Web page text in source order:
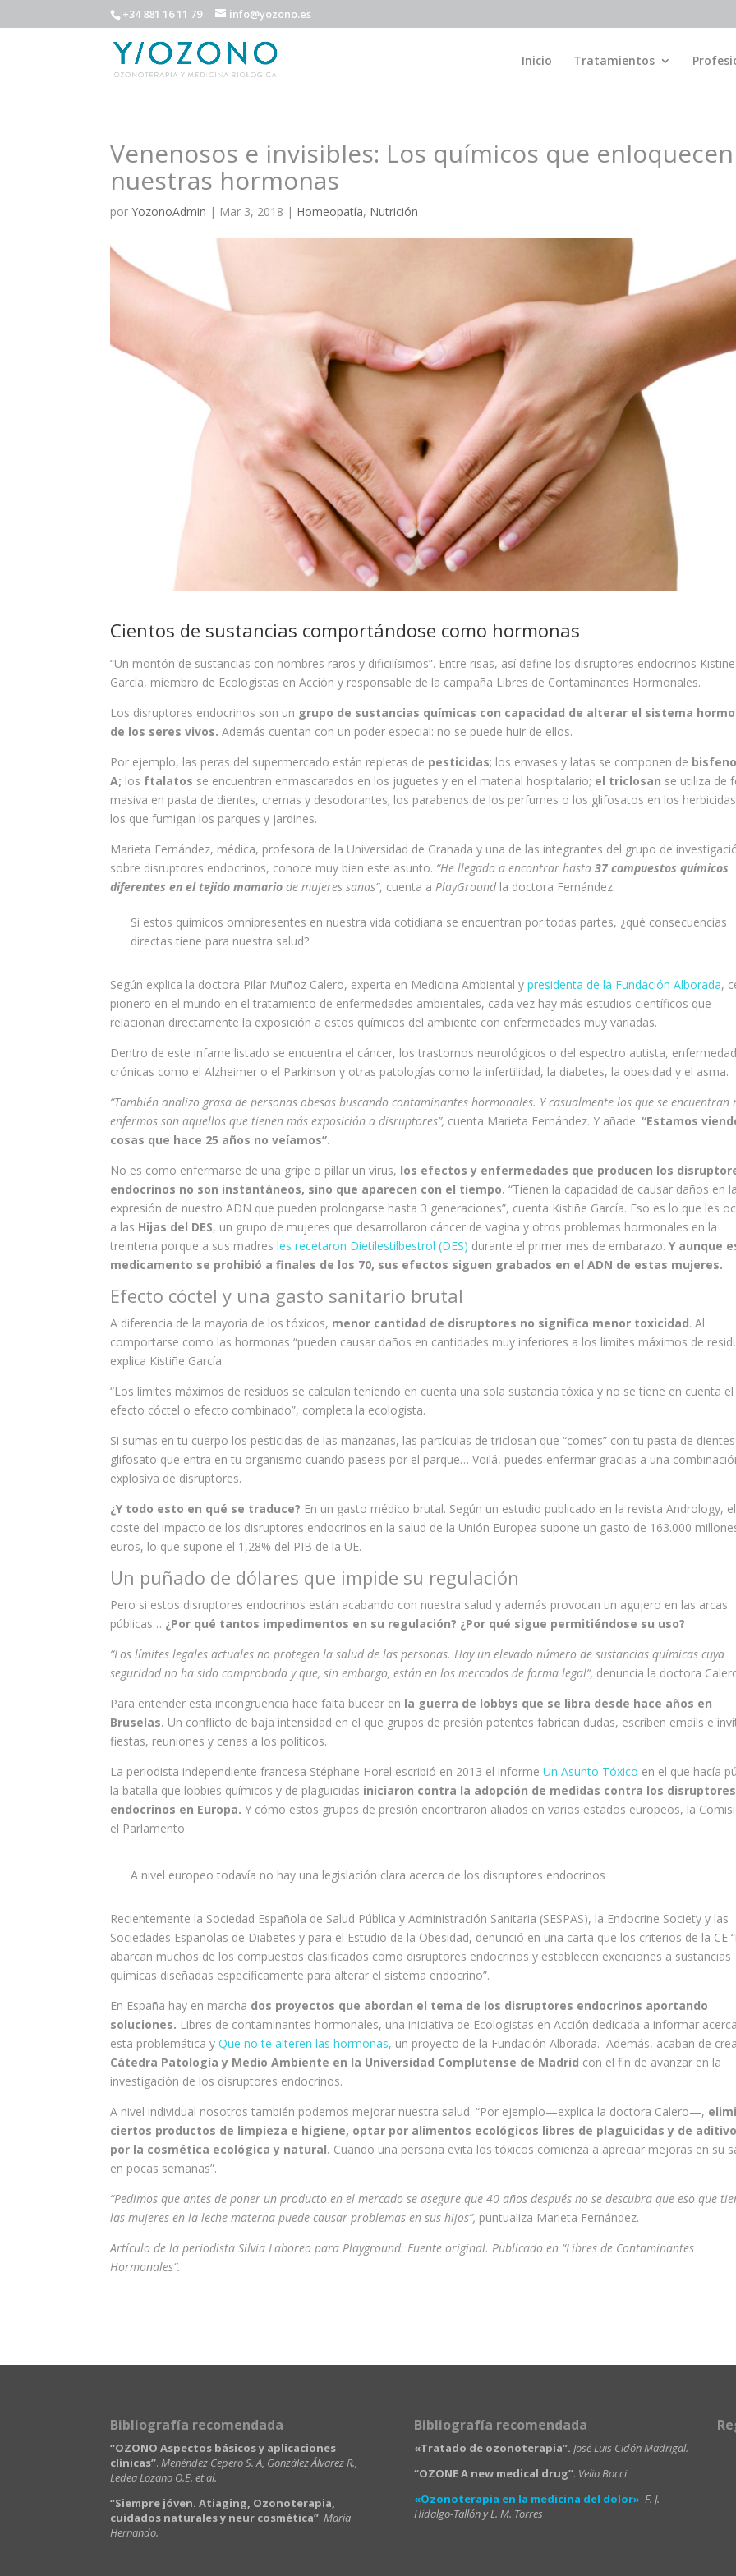
+34 881 16 11 79 info@yozono.es
Inicio Tratamientos
Venenosos e invisibles: Los químicos que
nuestras hormonas
porYozonoAdmin | Mar 3, 2018 | Homeopatía, Nutrición
Cientos de sustancias comportándose como hormonas
“Un montón de sustancias con nombres raros y dificilísimos”. Entre risas, así define los disruptores endocrinos Kistiñe
García, miembro de Ecologistas en Acción y responsable de la campaña Libres de Contaminantes Hormonales.
Los disruptores endocrinos son un grupo de sustancias químicas con capacidad de alterar el sistema
de los seres vivos. Además cuentan con un poder especial: no se puede huir de ellos.
Por ejemplo, las peras del supermercado están repletas de pesticidas; los envases y latas se componen de
A; los ftalatos se encuentran enmascarados en los juguetes y en el material hospitalario; el triclosan se utiliza de
masiva en pasta de dientes, cremas y desodorantes; los parabenos de los perfumes o los glifosatos en los
los que fumigan los parques y jardines.
Marieta Fernández, médica, profesora de la Universidad de Granada y una de las integrantes del grupo de
sobre disruptores endocrinos, conoce muy bien este asunto. “He llegado a encontrar hasta37 compuestos químicos
diferentes en el tejido mamariode mujeres sanas”, cuenta a PlayGroundla doctora Fernández.
Si estos químicos omnipresentes en nuestra vida cotidiana se encuentran por todas partes, ¿qué consecuencias
directas tiene para nuestra salud?
Según explica la doctora Pilar Muñoz Calero, experta en Medicina Ambiental ypresidenta de la Fundación Alborada,
pionero en el mundo en el tratamiento de enfermedades ambientales, cada vez hay más estudios científicos que
relacionan directamente la exposición a estos químicos del ambiente con enfermedades muy variadas.
Dentro de este infame listado se encuentra el cáncer, los trastornos neurológicos o del espectro autista,
crónicas como el Alzheimer o el Parkinson y otras patologías como la infertilidad, la diabetes, la obesidad y el asma.
“También analizo grasa de personas obesas buscando contaminantes hormonales. Y casualmente los que se encuentran
enfermos son aquellos que tienen más exposición a disruptores”, cuenta Marieta Fernández. Y añade:“Estamos
cosas que hace 25 años no veíamos”.
No es como enfermarse de una gripe o pillar un virus, los efectos y enfermedades que producen los
endocrinos no son instantáneos, sino que aparecen con el tiempo. “Tienen la capacidad de causar daños en la
expresión de nuestro ADN que pueden prolongarse hasta 3 generaciones”, cuenta Kistiñe García. Eso es lo que les
a las Hijas del DES, un grupo de mujeres que desarrollaron cáncer de vagina y otros problemas hormonales en la
treintena porque a sus madresles recetaron Dietilestilbestrol (DES) durante el primer mes de embarazo.Y aunque
medicamento se prohibió a finales de los 70, sus efectos siguen grabados en el ADN de estas mujeres.
Efecto cóctel y una gasto sanitario brutal
A diferencia de la mayoría de los tóxicos, menor cantidad de disruptores no significa menor toxicidad. Al
comportarse como las hormonas “pueden causar daños en cantidades muy inferiores a los límites máximos de
explica Kistiñe García.
“Los límites máximos de residuos se calculan teniendo en cuenta una sola sustancia tóxica y no se tiene en cuenta el
efecto cóctel o efecto combinado”, completa la ecologista.
Si sumas en tu cuerpo los pesticidas de las manzanas, las partículas de triclosan que “comes” con tu pasta de
glifosato que entra en tu organismo cuando paseas por el parque… Voilá, puedes enfermar gracias a una
explosiva de disruptores.
¿Y todo esto en qué se traduce? En un gasto médico brutal. Según un estudio publicado en la revista Andrology, el
coste del impacto de los disruptores endocrinos en la salud de la Unión Europea supone un gasto de 163.000
euros, lo que supone el 1,28% del PIB de la UE.
Un puñado de dólares que impide su regulación
Pero si estos disruptores endocrinos están acabando con nuestra salud y además provocan un agujero en las arcas
públicas… ¿Por qué tantos impedimentos en su regulación? ¿Por qué sigue permitiéndose su uso?
“Los límites legales actuales no protegen la salud de las personas. Hay un elevado número de sustancias químicas cuya
seguridad no ha sido comprobada y que, sin embargo, están en los mercados de forma legal”, denuncia la doctora
Para entender esta incongruencia hace falta bucear en la guerra de lobbys que se libra desde hace años en
Bruselas. Un conflicto de baja intensidad en el que grupos de presión potentes fabrican dudas, escriben emails e
fiestas, reuniones y cenas a los políticos.
La periodista independiente francesa Stéphane Horel escribió en 2013 el informeUn Asunto Tóxico en el que hacía
la batalla que lobbies químicos y de plaguicidas iniciaron contra la adopción de medidas contra los disruptores
endocrinos en Europa. Y cómo estos grupos de presión encontraron aliados en varios estados europeos, la
el Parlamento.
A nivel europeo todavía no hay una legislación clara acerca de los disruptores endocrinos
Recientemente la Sociedad Española de Salud Pública y Administración Sanitaria (SESPAS), la Endocrine Society y las
Sociedades Españolas de Diabetes y para el Estudio de la Obesidad, denunció en una carta que los criterios de la CE
abarcan muchos de los compuestos clasificados como disruptores endocrinos y establecen exenciones a sustancias
químicas diseñadas específicamente para alterar el sistema endocrino”.
En España hay en marcha dos proyectos que abordan el tema de los disruptores endocrinos aportando
soluciones. Libres de contaminantes hormonales, una iniciativa de Ecologistas en Acción dedicada a informar
esta problemática yQue no te alteren las hormonas, un proyecto de la Fundación Alborada. Además, acaban de
Cátedra Patología y Medio Ambiente en la Universidad Complutense de Madrid con el fin de avanzar en la
investigación de los disruptores endocrinos.
A nivel individual nosotros también podemos mejorar nuestra salud. “Por ejemplo—explica la doctora Calero—,
ciertos productos de limpieza e higiene, optar por alimentos ecológicos libres de plaguicidas y de
por la cosmética ecológica y natural. Cuando una persona evita los tóxicos comienza a apreciar mejoras en su
en pocas semanas”.
“Pedimos que antes de poner un producto en el mercado se asegure que 40 años después no se descubra que eso que
las mujeres en la leche materna puede causar problemas en sus hijos”, puntualiza Marieta Fernández.
Artículo de la periodista Silvia Laboreo para Playground. Fuente original. Publicado en “Libres de Contaminantes
Hormonales“.
Bibliografía recomendada
“OZONO Aspectos básicos y aplicaciones
clínicas”.Menéndez Cepero S. A, González Álvarez R.,
Ledea Lozano O.E. et al.
“Siempre jóven. Atiaging, Ozonoterapia,
cuidados naturales y neur cosmética”.Maria
Hernando.
Bibliografía recomendada
«Tratado de ozonoterapia”. José Luis Cidón Madrigal.
“OZONE A new medical drug”. Velio Bocci
«Ozonoterapia en la medicina del dolor» F. J.
Hidalgo-Tallón y L. M. Torres